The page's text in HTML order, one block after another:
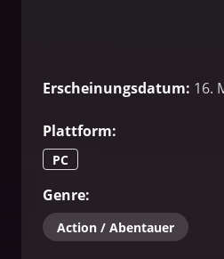
Erscheinungsdatum: 16.
Plattform:
PC
Genre:
Action / Abentauer